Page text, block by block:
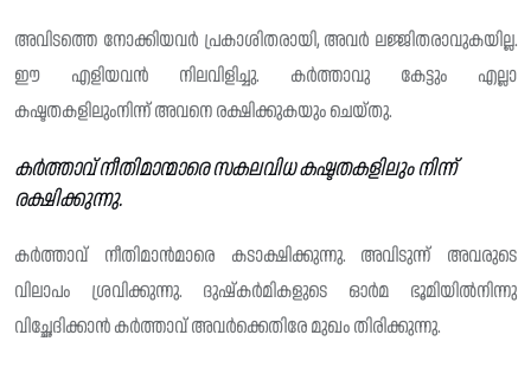
അവിടത്തെ നോക്കിയവർ പ്രകാശിതരായി, അവർ ലജ്ജിതരാവുകയില്ല.
ഈ എളിയവൻ നിലവിളിച്ചു. കർത്താവു കേട്ടും എല്ലാ
കഷ്ടതകളിലുംനിന്ന് അവനെ രക്ഷിക്കുകയും ചെയ്തു.
കർത്താവ് നീതിമാന്മാരെ സകലവിധ കഷ്ടതകളിലും നിന്ന്
രക്ഷിക്കുന്നു.
കർത്താവ് നീതിമാൻമാരെ കടാക്ഷിക്കുന്നു. അവിടുന്ന് അവരുടെ
വിലാപം ശ്രവിക്കുന്നു. ദുഷ്കർമികളുടെ ഓർമ ഭൂമിയിൽനിന്നു
വി‌ച്ഛേദിക്കാൻ കർത്താവ് അവർക്കെതിരേ മുഖം തിരിക്കുന്നു.